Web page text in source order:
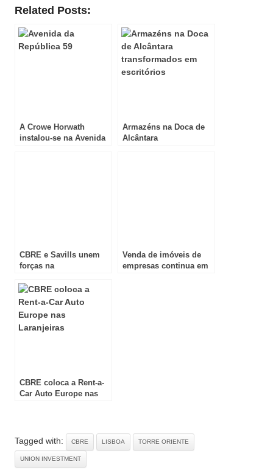
Related Posts:
A Crowe Horwath
instalou-se na Avenida
Armazéns na Doca de
Alcântara
CBRE e Savills unem
forças na
Liberty 227 em Lisboa
Venda de imóveis de
empresas continua em
CBRE coloca a Rent-a-
Car Auto Europe nas
Tagged with: CBRE LISBOA TORRE ORIENTE
UNION INVESTMENT